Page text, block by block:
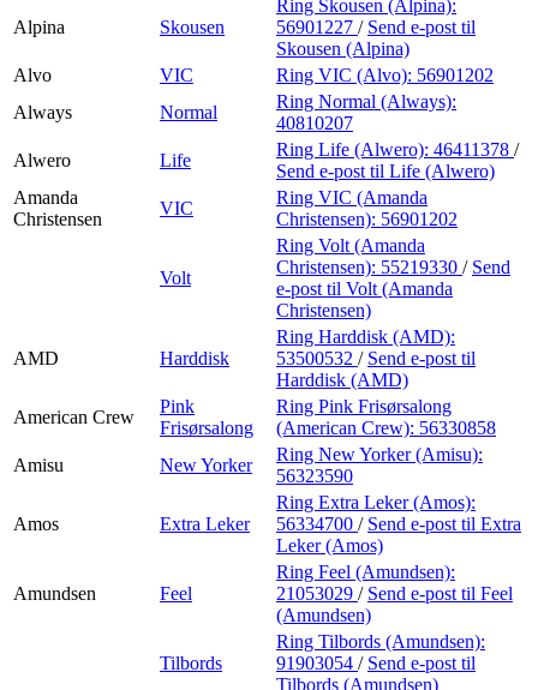
Alpina Skousen
Ring Skousen (Alpina):
56901227 / Send e-post til
Skousen (Alpina)
Alvo
VIC Ring VIC (Alvo): 56901202
Always
Normal
Ring Normal (Always):
40810207
Alwero
Life
Ring Life (Alwero): 46411378 /
Send e-post til Life (Alwero)
Amanda
Christensen
VIC
Ring VIC (Amanda
Christensen): 56901202
Volt
Ring Volt (Amanda
Christensen): 55219330 / Send
e-post til Volt (Amanda
Christensen)
AMD Harddisk
Ring Harddisk (AMD):
53500532 / Send e-post til
Harddisk (AMD)
American Crew
Pink
Frisørsalong
Ring Pink Frisørsalong
(American Crew): 56330858
Amisu
New Yorker
Ring New Yorker (Amisu):
56323590
Amos Extra Leker
Ring Extra Leker (Amos):
56334700 / Send e-post til Extra
Leker (Amos)
Amundsen Feel
Ring Feel (Amundsen):
21053029 / Send e-post til Feel
(Amundsen)
Tilbords
Ring Tilbords (Amundsen):
91903054 / Send e-post til
Tilbords (Amundsen)